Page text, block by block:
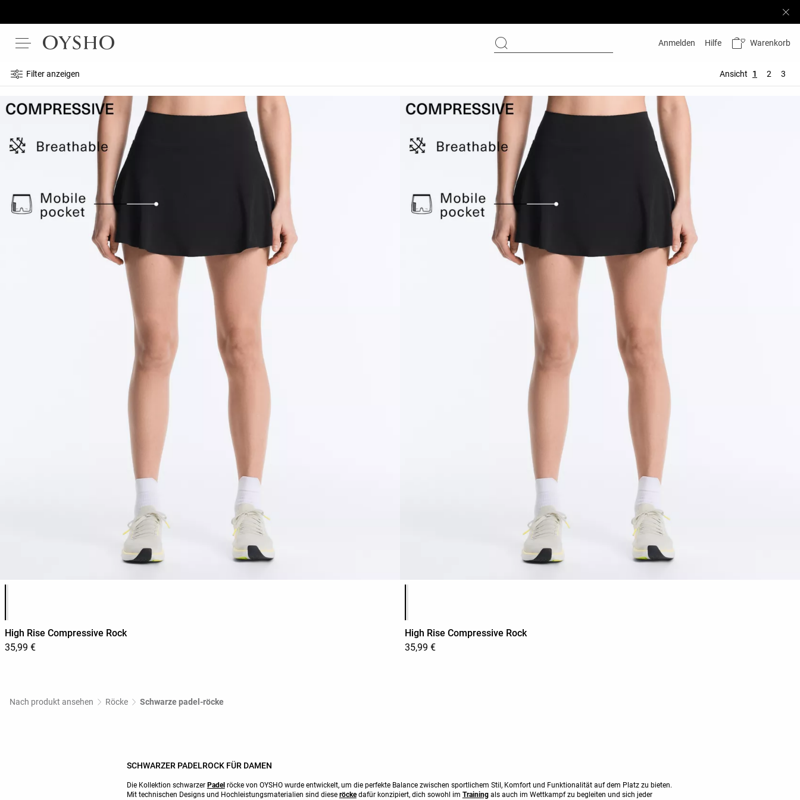
Anmelden Hilfe Warenkorb
Filter anzeigen Ansicht 1 2 3
Produktfarbliste
High Rise Compressive Rock
35,99 €
Produktfarbliste
High Rise Compressive Rock
35,99 €
Nach produkt ansehen Röcke Schwarze padel-röcke
SCHWARZER PADELROCK FÜR DAMEN
Die Kollektion schwarzer Padel röcke von OYSHO wurde entwickelt, um die perfekte Balance zwischen sportlichem Stil, Komfort und Funktionalität auf dem Platz zu bieten.
Mit technischen Designs und Hochleistungsmaterialien sind diese röckedafür konzipiert, dich sowohl im Trainingals auch im Wettkampf zu begleiten und sich jeder